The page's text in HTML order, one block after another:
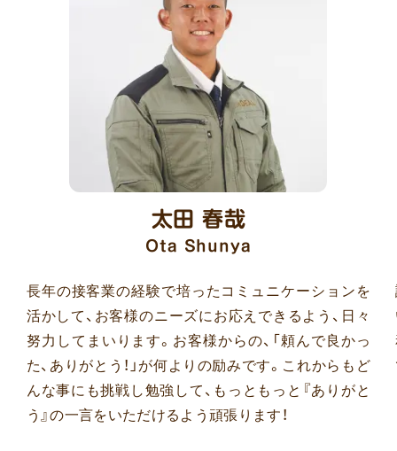
太田 春哉
Ota Shunya
長年の接客業の経験で培ったコミュニケーションを
活かして、お客様のニーズにお応えできるよう、日々
努力してまいります。お客様からの、「頼んで良かっ
た、ありがとう！」が何よりの励みです。これからもど
んな事にも挑戦し勉強して、もっともっと『ありがと
う』の一言をいただけるよう頑張ります！